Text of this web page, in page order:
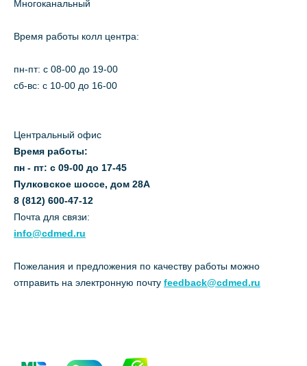
Многоканальный
Время работы колл центра:
пн-пт: c 08-00 до 19-00
сб-вс: с 10-00 до 16-00
Центральный офис
Время работы:
пн - пт: с 09-00 до 17-45
Пулковское шоссе, дом 28А
8 (812) 600-47-12
Почта для связи:
info@cdmed.ru
Пожелания и предложения по качеству работы можно
отправить на электронную почту feedback@cdmed.ru